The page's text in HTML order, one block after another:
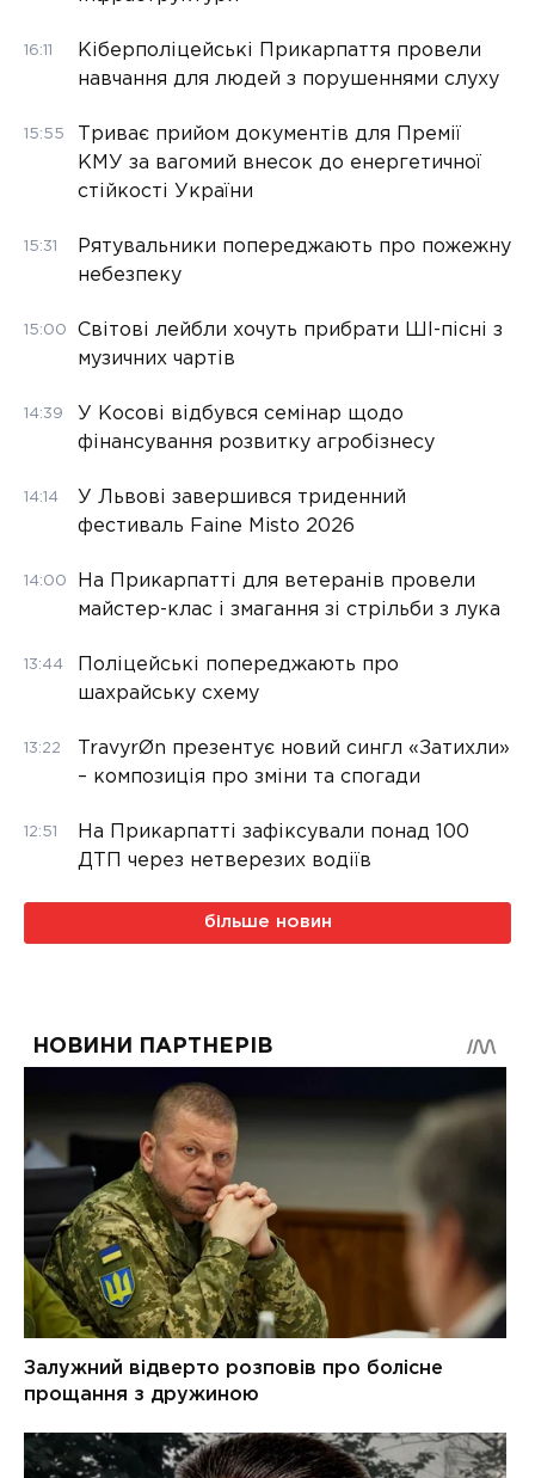
16:11
Кіберполіцейські Прикарпаття провели
навчання для людей з порушеннями слуху
15:55
Триває прийом документів для Премії
КМУ за вагомий внесок до енергетичної
стійкості України
15:31
Рятувальники попереджають про пожежну
небезпеку
15:00
Світові лейбли хочуть прибрати ШІ-пісні з
музичних чартів
14:39
У Косові відбувся семінар щодо
фінансування розвитку агробізнесу
14:14
У Львові завершився триденний
фестиваль Faine Misto 2026
14:00
На Прикарпатті для ветеранів провели
майстер-клас і змагання зі стрільби з лука
13:44
Поліцейські попереджають про
шахрайську схему
13:22
TravyrØn презентує новий сингл «Затихли»
– композиція про зміни та спогади
12:51
На Прикарпатті зафіксували понад 100
ДТП через нетверезих водіїв
більше новин